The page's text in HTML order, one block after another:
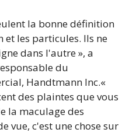
la bonne définition
les particules. Ils ne
dans l'autre », a
du
Handtmann Inc.«
des plaintes que vous
la maculage des
vue, c'est une chose sur